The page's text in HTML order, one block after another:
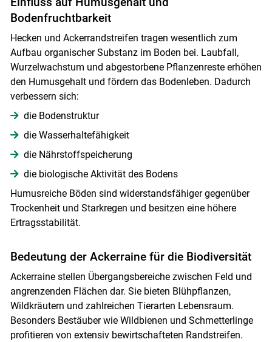
Bodenfruchtbarkeit
Hecken und Ackerrandstreifen tragen wesentlich zum
Aufbau organischer Substanz im Boden bei. Laubfall,
Wurzelwachstum und abgestorbene Pflanzenreste erhöhen
den Humusgehalt und fördern das Bodenleben. Dadurch
verbessern sich:
die Bodenstruktur
die Wasserhaltefähigkeit
die Nährstoffspeicherung
die biologische Aktivität des Bodens
Humusreiche Böden sind widerstandsfähiger gegenüber
Trockenheit und Starkregen und besitzen eine höhere
Ertragsstabilität.
Bedeutung der Ackerraine für die Biodiversität
Ackerraine stellen Übergangsbereiche zwischen Feld und
angrenzenden Flächen dar. Sie bieten Blühpflanzen,
Wildkräutern und zahlreichen Tierarten Lebensraum.
Besonders Bestäuber wie Wildbienen und Schmetterlinge
profitieren von extensiv bewirtschafteten Randstreifen.